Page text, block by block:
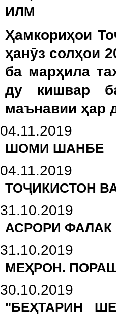
ИЛМ
Ҳамкориҳои
ҳанӯз солҳои
ба марҳила
ду кишвар
маънавии ҳар
04.11.2019
ШОМИ ШАНБЕ
04.11.2019
ТОҶИКИСТОН
31.10.2019
АСРОРИ ФАЛАК
31.10.2019
МЕҲРОН.
30.10.2019
"БЕҲТАРИН